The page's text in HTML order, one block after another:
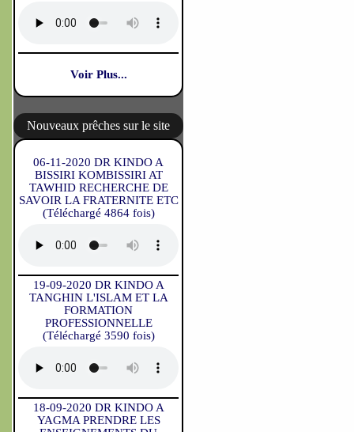
Voir Plus...
Nouveaux prêches sur le site
06-11-2020 DR KINDO A
BISSIRI KOMBISSIRI AT
TAWHID RECHERCHE DE
SAVOIR LA FRATERNITE ETC
(Téléchargé 4864 fois)
19-09-2020 DR KINDO A
TANGHIN L'ISLAM ET LA
FORMATION
PROFESSIONNELLE
(Téléchargé 3590 fois)
18-09-2020 DR KINDO A
YAGMA PRENDRE LES